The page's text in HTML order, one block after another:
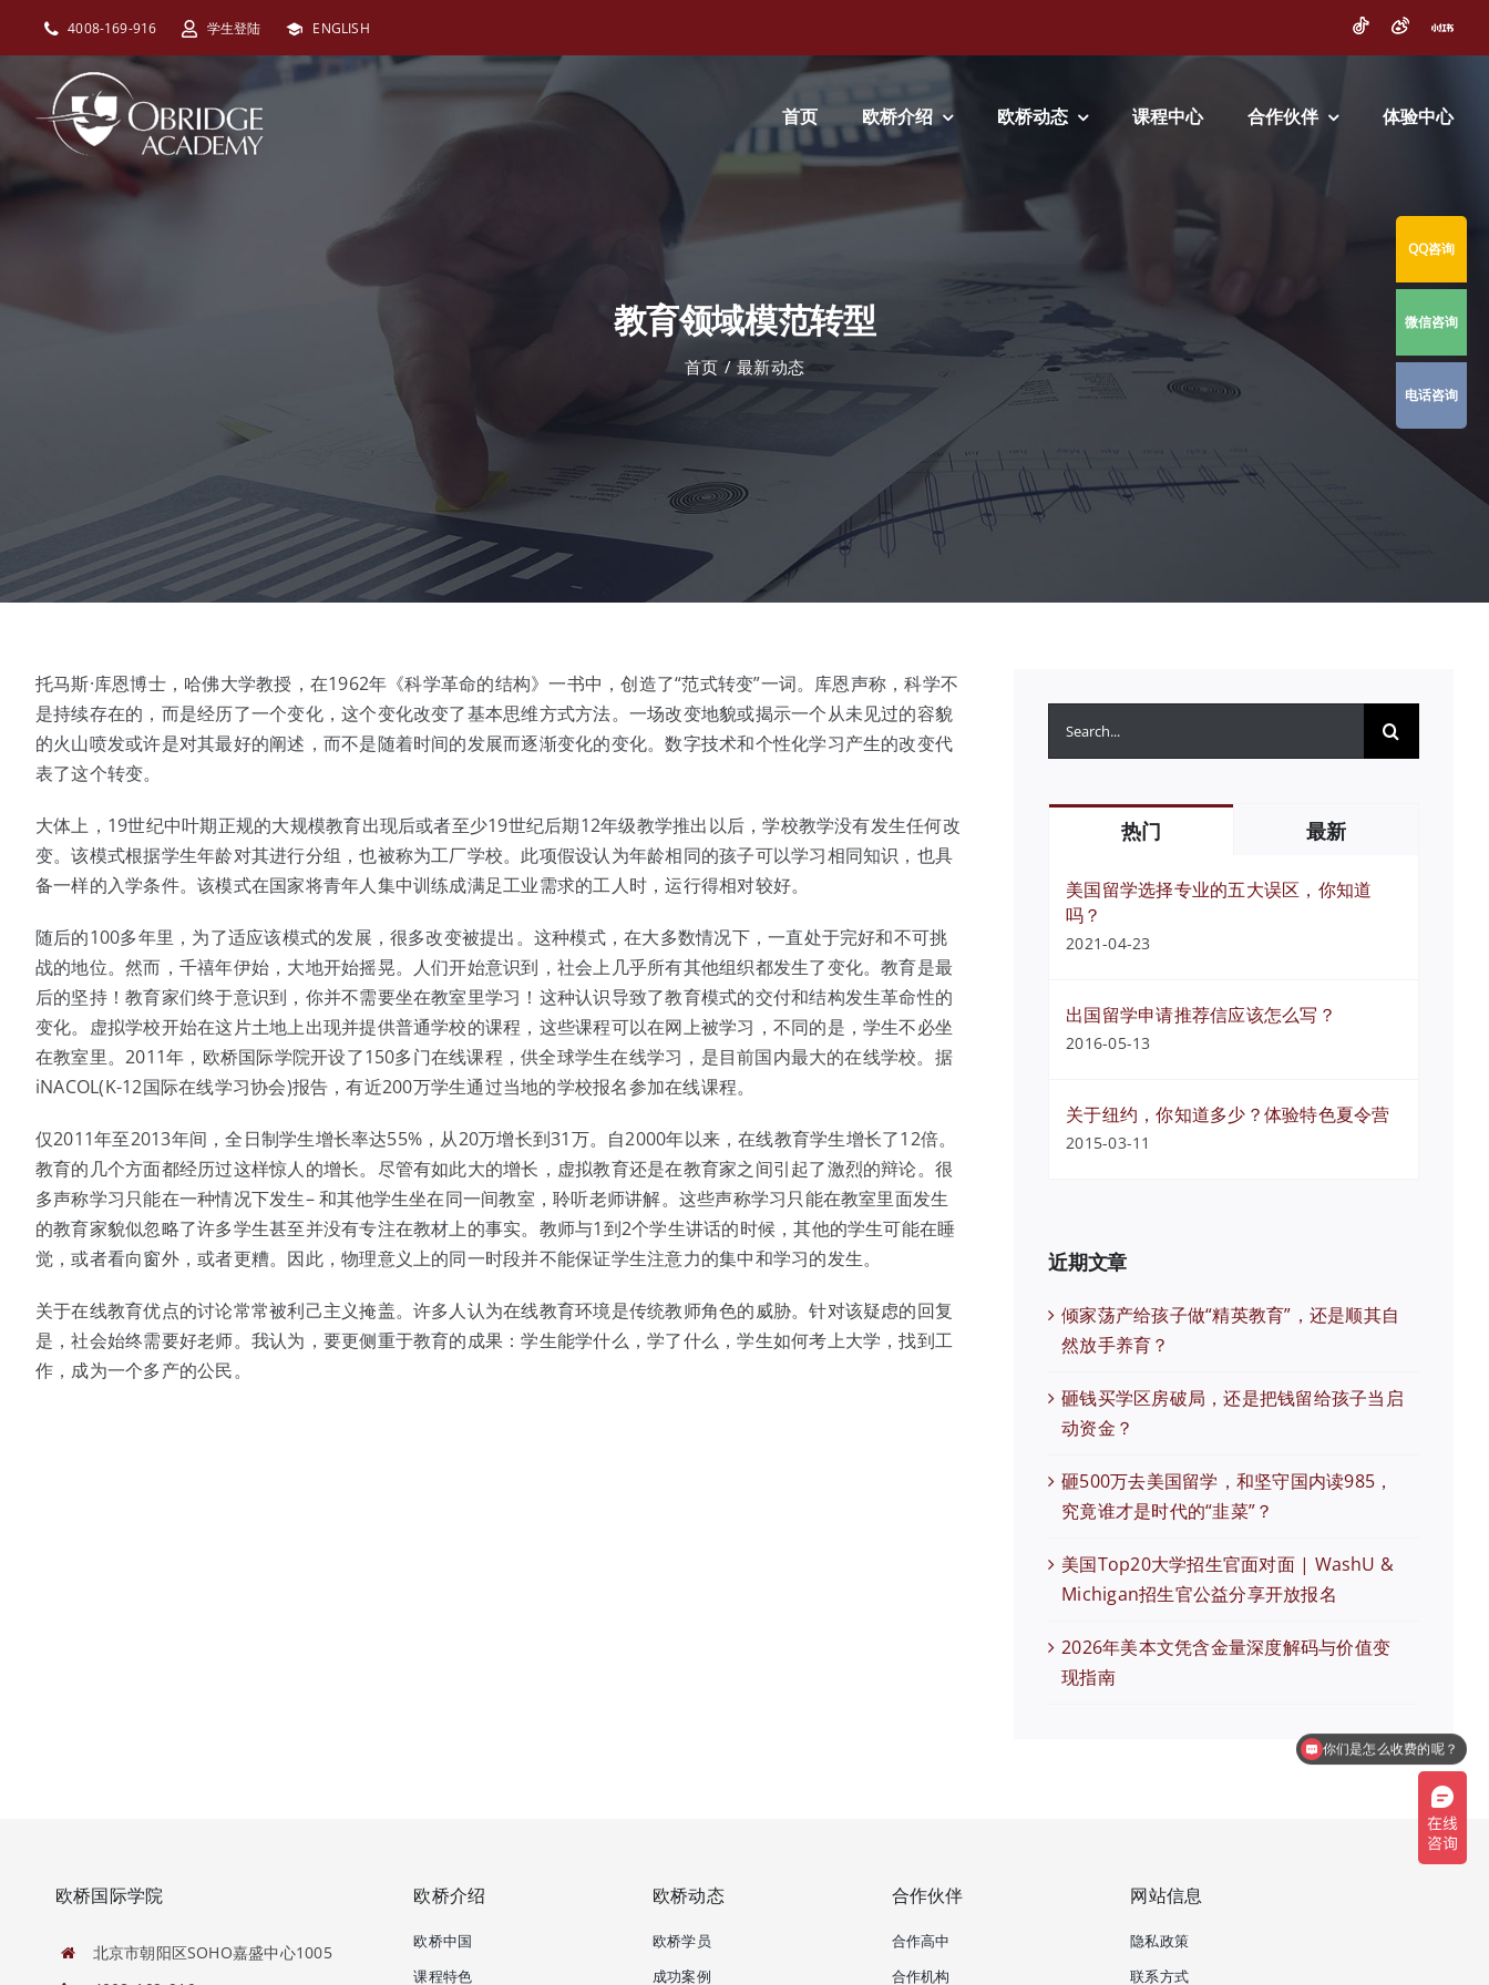
4008-169-916 学生登陆 ENGLISH
首页 欧桥介绍 欧桥动态 课程中心 合作伙伴 体验中心
教育领域模范转型
首页 最新动态
托马斯·库恩博士，哈佛大学教授，在1962年《科学革命的结构》一书中，创造了“范式转变”一词。库恩声称，科学不
是持续存在的，而是经历了一个变化，这个变化改变了基本思维方式方法。一场改变地貌或揭示一个从未见过的容貌
的火山喷发或许是对其最好的阐述，而不是随着时间的发展而逐渐变化的变化。数字技术和个性化学习产生的改变代
表了这个转变。
大体上，19世纪中叶期正规的大规模教育出现后或者至少19世纪后期12年级教学推出以后，学校教学没有发生任何改
变。该模式根据学生年龄对其进行分组，也被称为工厂学校。此项假设认为年龄相同的孩子可以学习相同知识，也具
备一样的入学条件。该模式在国家将青年人集中训练成满足工业需求的工人时，运行得相对较好。
随后的100多年里，为了适应该模式的发展，很多改变被提出。这种模式，在大多数情况下，一直处于完好和不可挑
战的地位。然而，千禧年伊始，大地开始摇晃。人们开始意识到，社会上几乎所有其他组织都发生了变化。教育是最
后的坚持！教育家们终于意识到，你并不需要坐在教室里学习！这种认识导致了教育模式的交付和结构发生革命性的
变化。虚拟学校开始在这片土地上出现并提供普通学校的课程，这些课程可以在网上被学习，不同的是，学生不必坐
在教室里。2011年，欧桥国际学院开设了150多门在线课程，供全球学生在线学习，是目前国内最大的在线学校。据
iNACOL(K-12国际在线学习协会)报告，有近200万学生通过当地的学校报名参加在线课程。
仅2011年至2013年间，全日制学生增长率达55%，从20万增长到31万。自2000年以来，在线教育学生增长了12倍。
教育的几个方面都经历过这样惊人的增长。尽管有如此大的增长，虚拟教育还是在教育家之间引起了激烈的辩论。很
多声称学习只能在一种情况下发生– 和其他学生坐在同一间教室，聆听老师讲解。这些声称学习只能在教室里面发生
的教育家貌似忽略了许多学生甚至并没有专注在教材上的事实。教师与1到2个学生讲话的时候，其他的学生可能在睡
觉，或者看向窗外，或者更糟。因此，物理意义上的同一时段并不能保证学生注意力的集中和学习的发生。
关于在线教育优点的讨论常常被利己主义掩盖。许多人认为在线教育环境是传统教师角色的威胁。针对该疑虑的回复
是，社会始终需要好老师。我认为，要更侧重于教育的成果：学生能学什么，学了什么，学生如何考上大学，找到工
作，成为一个多产的公民。
热门 最新
美国留学选择专业的五大误区，你知道
吗？
2021-04-23
出国留学申请推荐信应该怎么写？
2016-05-13
关于纽约，你知道多少？体验特色夏令营
2015-03-11
近期文章
倾家荡产给孩子做“精英教育”，还是顺其自
然放手养育？
砸钱买学区房破局，还是把钱留给孩子当启
动资金？
砸500万去美国留学，和坚守国内读985，
究竟谁才是时代的“韭菜”？
美国Top20大学招生官面对面 | WashU &
Michigan招生官公益分享开放报名
2026年美本文凭含金量深度解码与价值变
现指南
欧桥国际学院
北京市朝阳区SOHO嘉盛中心1005
欧桥介绍
欧桥中国
课程特色
欧桥动态
欧桥学员
成功案例
合作伙伴
合作高中
合作机构
网站信息
隐私政策
联系方式
QQ咨询
微信咨询
电话咨询
你们是怎么收费的呢？